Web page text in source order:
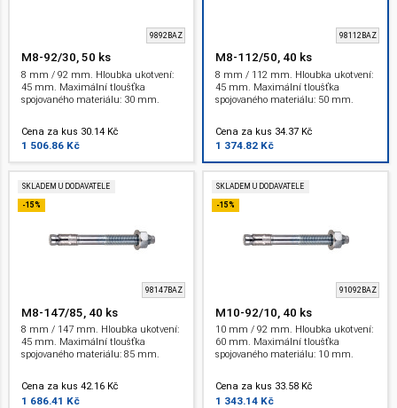
9892BAZ
M8-92/30, 50 ks
8 mm / 92 mm. Hloubka ukotvení:
45 mm. Maximální tloušťka
spojovaného materiálu: 30 mm.
Cena za kus 30.14 Kč
1 506.86 Kč
98112BAZ
M8-112/50, 40 ks
8 mm / 112 mm. Hloubka ukotvení:
45 mm. Maximální tloušťka
spojovaného materiálu: 50 mm.
Cena za kus 34.37 Kč
1 374.82 Kč
SKLADEM U DODAVATELE
-15%
98147BAZ
M8-147/85, 40 ks
8 mm / 147 mm. Hloubka ukotvení:
45 mm. Maximální tloušťka
spojovaného materiálu: 85 mm.
Cena za kus 42.16 Kč
1 686.41 Kč
SKLADEM U DODAVATELE
-15%
91092BAZ
M10-92/10, 40 ks
10 mm / 92 mm. Hloubka ukotvení:
60 mm. Maximální tloušťka
spojovaného materiálu: 10 mm.
Cena za kus 33.58 Kč
1 343.14 Kč